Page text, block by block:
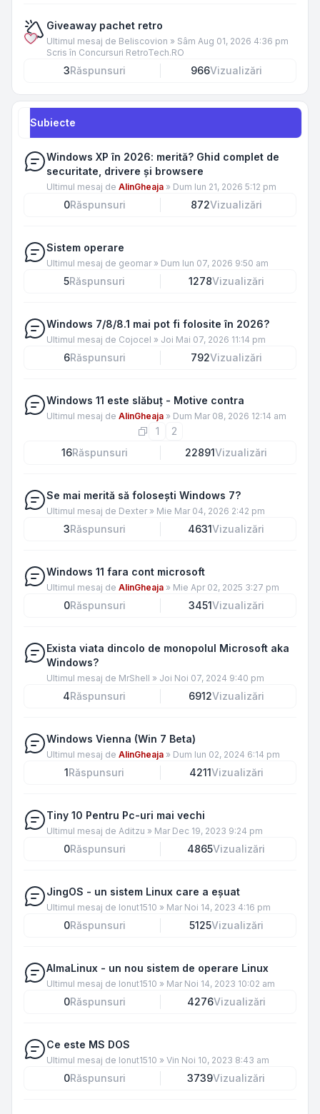
Giveaway pachet retro
Ultimul mesaj de Beliscovion » Sâm Aug 01, 2026 4:36 pm
Scris în Concursuri RetroTech.RO
3Răspunsuri 966Vizualizări
Subiecte
Windows XP în 2026: merită? Ghid complet de
securitate, drivere și browsere
Ultimul mesaj de AlinGheaja » Dum Iun 21, 2026 5:12 pm
0Răspunsuri 872Vizualizări
Sistem operare
Ultimul mesaj de geomar » Dum Iun 07, 2026 9:50 am
5Răspunsuri 1278Vizualizări
Windows 7/8/8.1 mai pot fi folosite în 2026?
Ultimul mesaj de Cojocel » Joi Mai 07, 2026 11:14 pm
6Răspunsuri 792Vizualizări
Windows 11 este slăbuț - Motive contra
Ultimul mesaj de AlinGheaja » Dum Mar 08, 2026 12:14 am
1
2
16Răspunsuri 22891Vizualizări
Se mai merită să folosești Windows 7?
Ultimul mesaj de Dexter » Mie Mar 04, 2026 2:42 pm
3Răspunsuri 4631Vizualizări
Windows 11 fara cont microsoft
Ultimul mesaj de AlinGheaja » Mie Apr 02, 2025 3:27 pm
0Răspunsuri 3451Vizualizări
Exista viata dincolo de monopolul Microsoft aka
Windows?
Ultimul mesaj de MrShell » Joi Noi 07, 2024 9:40 pm
4Răspunsuri 6912Vizualizări
Windows Vienna (Win 7 Beta)
Ultimul mesaj de AlinGheaja » Dum Iun 02, 2024 6:14 pm
1Răspunsuri 4211Vizualizări
Tiny 10 Pentru Pc-uri mai vechi
Ultimul mesaj de Aditzu » Mar Dec 19, 2023 9:24 pm
0Răspunsuri 4865Vizualizări
JingOS - un sistem Linux care a eșuat
Ultimul mesaj de Ionut1510 » Mar Noi 14, 2023 4:16 pm
0Răspunsuri 5125Vizualizări
AlmaLinux - un nou sistem de operare Linux
Ultimul mesaj de Ionut1510 » Mar Noi 14, 2023 10:02 am
0Răspunsuri 4276Vizualizări
Ce este MS DOS
Ultimul mesaj de Ionut1510 » Vin Noi 10, 2023 8:43 am
0Răspunsuri 3739Vizualizări